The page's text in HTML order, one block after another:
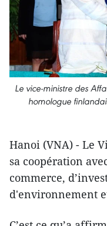
Le vice-ministre des
homologue
Hanoi (VNA) - Le
sa coopération
commerce,
d'environnement